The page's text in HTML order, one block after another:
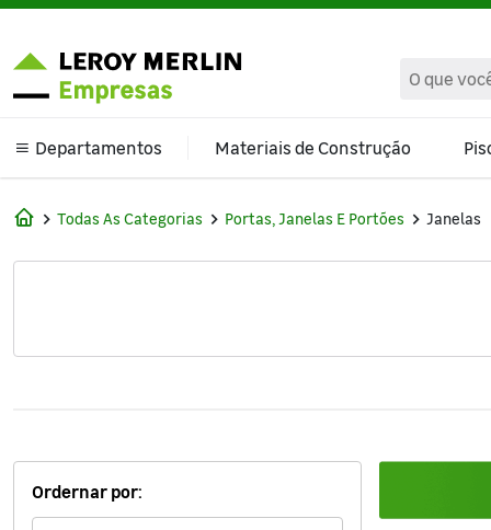
text.skipToContent
text.skipToNavigation
Departamentos
Climatização e Ventilação
Banheiro
Cozinha e Área de Serviço
Ferragens
Ferramentas
Materiais de Construção
Todas As Categorias Portas, Janelas E Portões Janelas
Ordernar por: